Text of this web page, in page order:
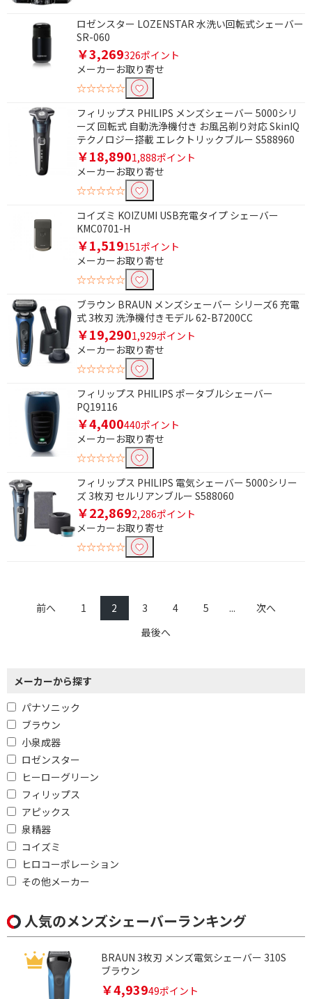
ロゼンスター LOZENSTAR 水洗い回転式シェーバー
SR-060
￥3,269326ポイント
メーカーお取り寄せ
☆☆☆☆☆
フィリップス PHILIPS メンズシェーバー 5000シリ
ーズ 回転式 自動洗浄機付き お風呂剃り対応 SkinIQ
テクノロジー搭載 エレクトリックブルー S588960
￥18,8901,888ポイント
メーカーお取り寄せ
☆☆☆☆☆
コイズミ KOIZUMI USB充電タイプ シェーバー
KMC0701-H
￥1,519151ポイント
メーカーお取り寄せ
☆☆☆☆☆
ブラウン BRAUN メンズシェーバー シリーズ6 充電
式 3枚刃 洗浄機付きモデル 62-B7200CC
￥19,2901,929ポイント
メーカーお取り寄せ
☆☆☆☆☆
フィリップス PHILIPS ポータブルシェーバー
PQ19116
￥4,400440ポイント
メーカーお取り寄せ
☆☆☆☆☆
フィリップス PHILIPS 電気シェーバー 5000シリー
ズ 3枚刃 セルリアンブルー S588060
￥22,8692,286ポイント
メーカーお取り寄せ
☆☆☆☆☆
前へ 1 2 3 4 5 ...
次へ
最後へ
メーカーから探す
パナソニック
ブラウン
小泉成器
ロゼンスター
ヒーローグリーン
フィリップス
アピックス
泉精器
コイズミ
ヒロコーポレーション
その他メーカー
往復式 回転式
人気のメンズシェーバーランキング
BRAUN 3枚刃 メンズ電気シェーバー 310S
ブラウン
￥4,93949ポイント